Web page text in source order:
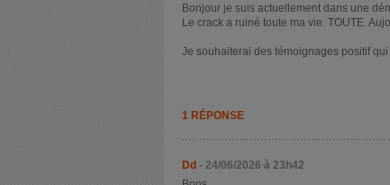
Bonjour je suis actuellement dans une
Le crack a ruiné toute ma vie. TOUTE.
Je souhaiterai des témoignages positif qui
1 RÉPONSE
Dd - 24/06/2026 à 23h42